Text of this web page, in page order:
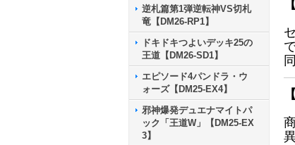
逆札篇第1弾逆転神VS切札
竜【DM26-RP1】
ドキドキつよいデッキ25の
王道【DM26-SD1】
エピソード4パンドラ・ウ
ォーズ【DM25-EX4】
邪神爆発デュエナマイトパ
ック「王道W」【DM25-EX
3】